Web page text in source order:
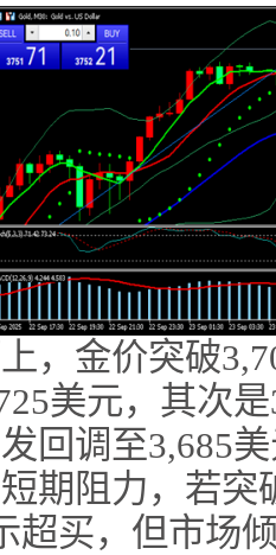
金价突破
美元，其次
回调至3,685
期阻力，若
超买，但市场